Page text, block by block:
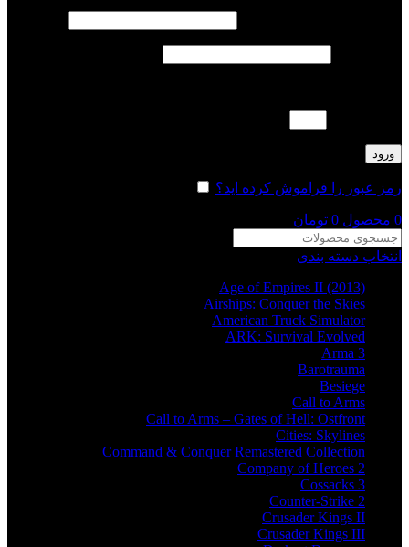
ورود
رمز عبور را فراموش کرده اید؟
0 محصول 0 تومان
انتخاب دسته بندی
Age of Empires II (2013)
Airships: Conquer the Skies
American Truck Simulator
ARK: Survival Evolved
Arma 3
Barotrauma
Besiege
Call to Arms
Call to Arms – Gates of Hell: Ostfront
Cities: Skylines
Command & Conquer Remastered Collection
Company of Heroes 2
Cossacks 3
Counter-Strike 2
Crusader Kings II
Crusader Kings III